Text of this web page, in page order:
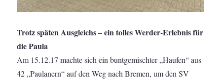
Trotz späten Ausgleichs – ein tolles Werder-Erlebnis für
die Paula
Am 15.12.17 machte sich ein buntgemischter „Haufen“ aus
42 „Paulanern“ auf den Weg nach Bremen, um den SV